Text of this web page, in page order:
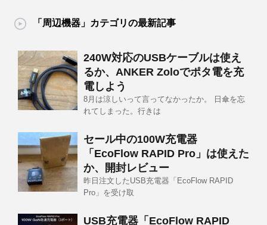
「周辺機器」カテゴリの最新記事
240W対応のUSBケーブルは使え
るか、ANKER Zoloでポタ電を充
電しよう
8月は涼しいって言ってなかったか。 日傘を忘
れてしまった。行きは
セール中の100W充電器
「EcoFlow RAPID Pro」は使えた
か、開封レビュー
昨日注文したUSB充電器「EcoFlow RAPID
Pro」を受け取
USB充電器「EcoFlow RAPID